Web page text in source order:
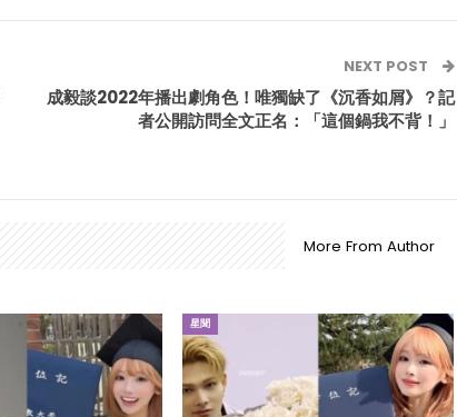
NEXT POST
成毅談2022年播出劇角色！唯獨缺了《沉香如屑》？記
者公開訪問全文正名：「這個鍋我不背！」
More From Author
星聞